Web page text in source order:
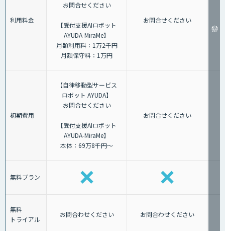
利用料金
お問合せください
【受付支援AIロボット
AYUDA-MiraMe】
月額利用料：1万2千円
月額保守料：1万円
お問合せください
初期費用
【自律移動型サービス
ロボット AYUDA】
お問合せください
【受付支援AIロボット
AYUDA-MiraMe】
本体：69万8千円～
お問合せください
無料プラン
無料
トライアル
お問合わせください お問合わせください